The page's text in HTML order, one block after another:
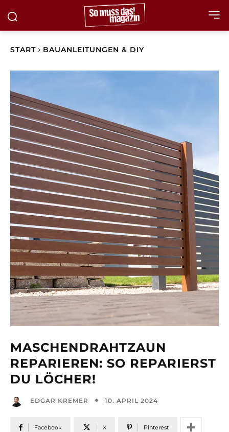
START BAUANLEITUNGEN & DIY
MASCHENDRAHTZAUN
REPARIEREN: SO REPARIERST
DU LÖCHER!
EDGAR KREMER 10. APRIL 2024
Facebook X Pinterest